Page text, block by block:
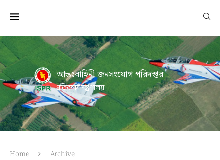
আন্তঃবাহিনী জনসংযোগ পরিদপ্তর
প্রতিরক্ষা মন্ত্রণালয়
Home Archive